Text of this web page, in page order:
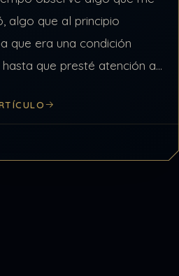
algo que al principio
que era una condición
que presté atención a
a lo largo de su vida…